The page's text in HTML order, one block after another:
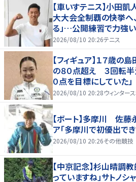
【車いすテニス】小田
大大会全制覇の快挙へ
る」…公開練習で力強
2026/08/10 20:26テニス
【フィギュア】１７歳の
の８０点超え ３回転半
０点を目標にしていた」
2026/08/10 20:28ウィンター
【ボート】多摩川 佐藤
ア「多摩川で初優出でき
2026/08/10 20:26その他競技
【中京記念】杉山晴調
っていますね」サトノシ